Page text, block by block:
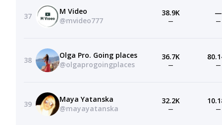
37
M Video
@mvideo777
38.9K
—
—
—
38
Olga Pro. Going places
@olgaprogoingplaces
36.7K
— —
39
Maya Yatanska
@mayayatanska
32.2K
— —